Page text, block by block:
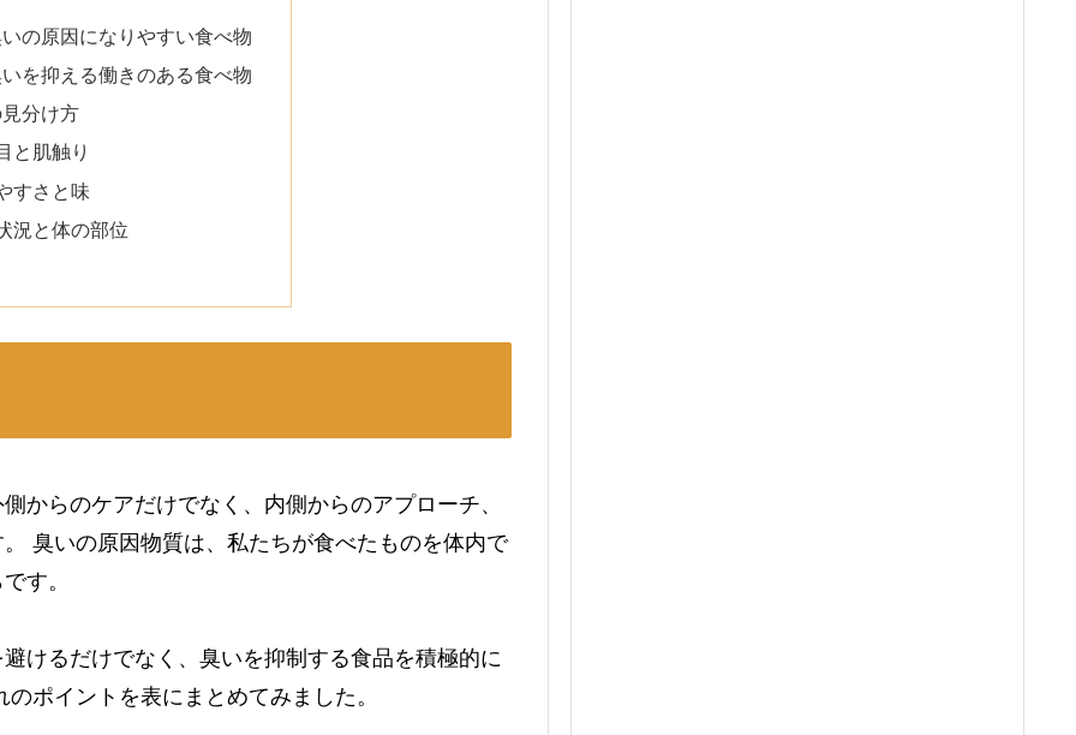
の原因になりやすい食べ物
を抑える働きのある食べ物
分け方
と肌触り
すさと味
況と体の部位
からのケアだけでなく、内側からのアプローチ、
臭いの原因物質は、私たちが食べたものを体内で
す。
けるだけでなく、臭いを抑制する食品を積極的に
ポイントを表にまとめてみました。